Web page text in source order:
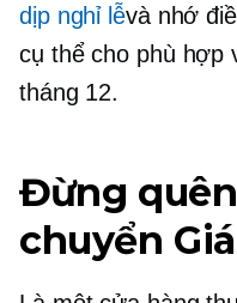
dịp nghỉ lễvà nhớ
cụ thể cho phù hợp
tháng 12.
Đừng
chuyển